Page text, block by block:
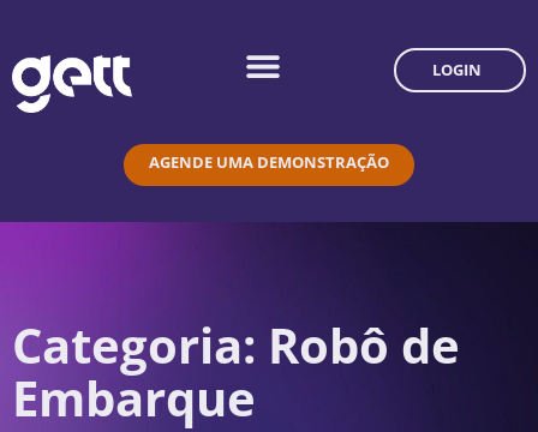
LOGIN
AGENDE UMA DEMONSTRAÇÃO
Categoria: Robô de
Embarque